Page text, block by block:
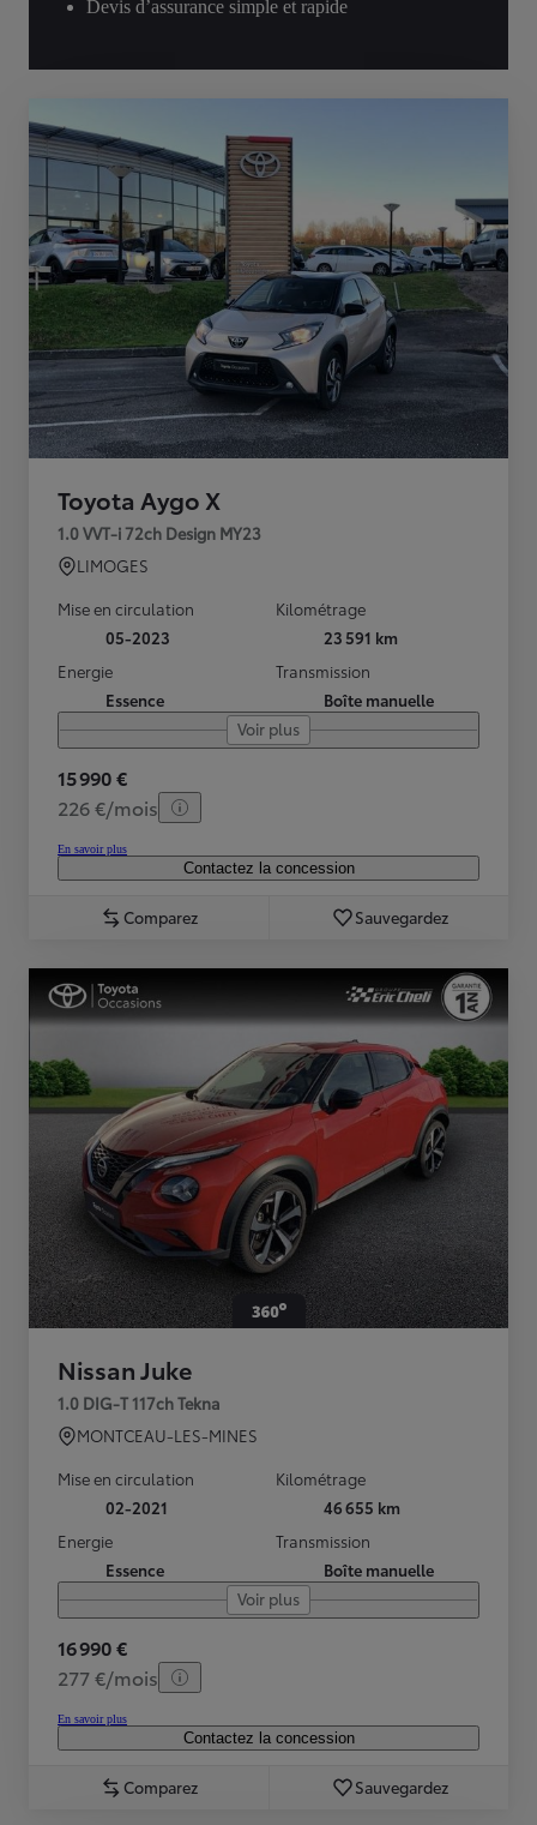
Devis d’assurance simple et rapide
Toyota Aygo X
1.0 VVT-i 72ch Design MY23
LIMOGES
Mise en circulation
05-2023
Kilométrage
23 591 km
Energie
Essence
Transmission
Boîte manuelle
Voir plus
15 990 €
226 €/mois
En savoir plus
Contactez la concession
Comparez Sauvegardez
Nissan Juke
1.0 DIG-T 117ch Tekna
MONTCEAU-LES-MINES
Mise en circulation
02-2021
Kilométrage
46 655 km
Energie
Essence
Transmission
Boîte manuelle
Voir plus
16 990 €
277 €/mois
En savoir plus
Contactez la concession
Comparez Sauvegardez